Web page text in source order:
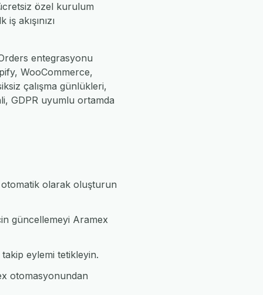
özel kurulum
akışınızı
entegrasyonu
WooCommerce,
çalışma günlükleri,
GDPR uyumlu ortamda
olarak oluşturun
güncellemeyi Aramex
eylemi tetikleyin.
otomasyonundan